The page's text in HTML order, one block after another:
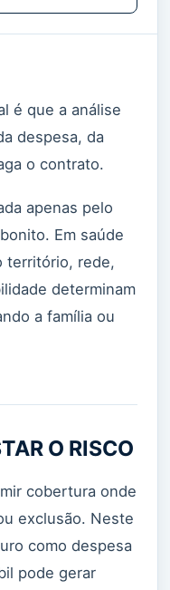
é que a análise
despesa, da
o contrato.
apenas pelo
Em saúde
território, rede,
determinam
a família ou
O RISCO
cobertura onde
exclusão. Neste
como despesa
pode gerar